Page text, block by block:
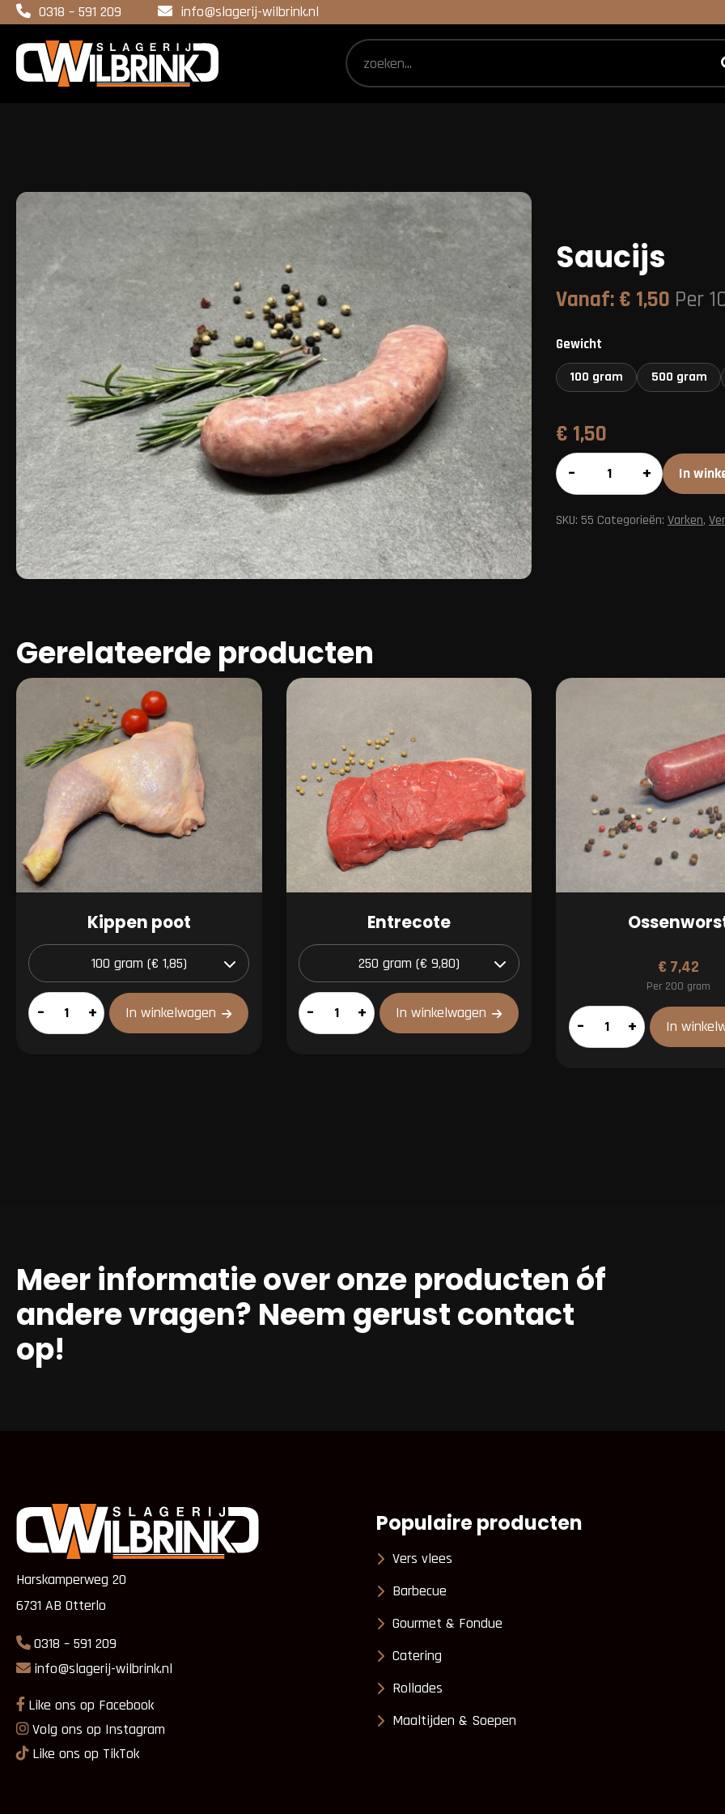
0318 – 591 209 info@slagerij-wilbrink.nl
Saucijs
Vanaf: € 1,50 Per
Gewicht
100 gram 500 gram
€ 1,50
Saucijs
aantal
– + In
SKU: 55 Categorieën: Varken,
Gerelateerde producten
Kippen poot
Kippen
poot
– + In winkelwagen
Entrecote
Entrecote
aantal
– + In winkelwagen
€ 7,42
Per 200 gram
Ossenworst
aantal
– + In
Meer informatie over onze producten óf
andere vragen? Neem gerust contact
op!
Harskamperweg 20
6731 AB Otterlo
0318 – 591 209
info@slagerij-wilbrink.nl
Like ons op Facebook
Volg ons op Instagram
Like ons op TikTok
Populaire producten
Vers vlees
Barbecue
Gourmet & Fondue
Catering
Rollades
Maaltijden & Soepen